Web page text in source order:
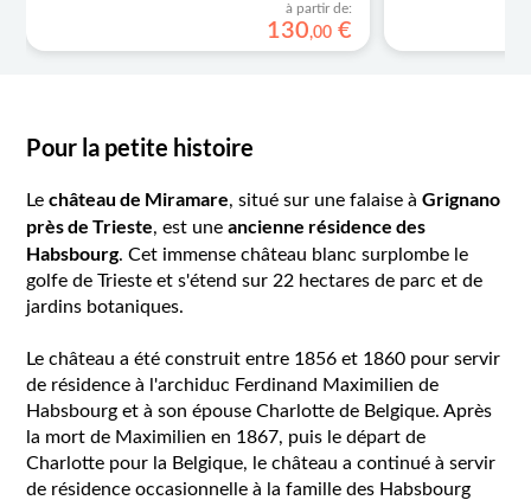
à partir de:
130,00 €
Pour la petite histoire
Lechâteau de Miramare, situé sur une falaise àGrignano
près de Trieste, est uneancienne résidence des
Habsbourg. Cet immense château blanc surplombe le
golfe de Trieste et s'étend sur 22 hectares de parc et de
jardins botaniques.
Le château a été construit entre 1856 et 1860 pour servir
de résidence à l'archiduc Ferdinand Maximilien de
Habsbourg et à son épouse Charlotte de Belgique. Après
la mort de Maximilien en 1867, puis le départ de
Charlotte pour la Belgique, le château a continué à servir
de résidence occasionnelle à la famille des Habsbourg